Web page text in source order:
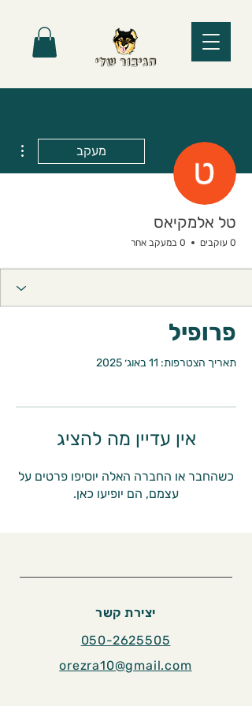
מעקב
טל אלמקיאס
0 עוקבים 0 במעקב אחר
פרופיל
תאריך הצטרפות: 11 באוג׳ 2025
אין עדיין מה להציג
כשהחבר או החברה האלה יוסיפו פרטים על
עצמם, הם יופיעו כאן.
יצירת קשר
050-2625505
orezra10@gmail.com